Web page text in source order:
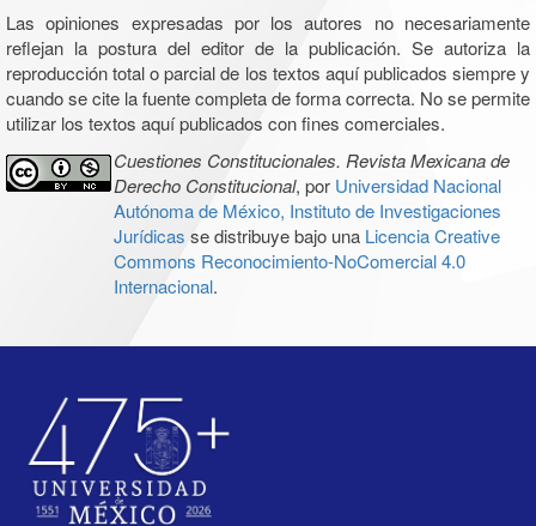
Las opiniones expresadas por los autores no necesariamente
reflejan la postura del editor de la publicación. Se autoriza la
reproducción total o parcial de los textos aquí publicados siempre y
cuando se cite la fuente completa de forma correcta. No se permite
utilizar los textos aquí publicados con fines comerciales.
Cuestiones Constitucionales. Revista Mexicana de
Derecho Constitucional, por Universidad Nacional
Autónoma de México, Instituto de Investigaciones
Jurídicas se distribuye bajo una Licencia Creative
Commons Reconocimiento-NoComercial 4.0
Internacional.